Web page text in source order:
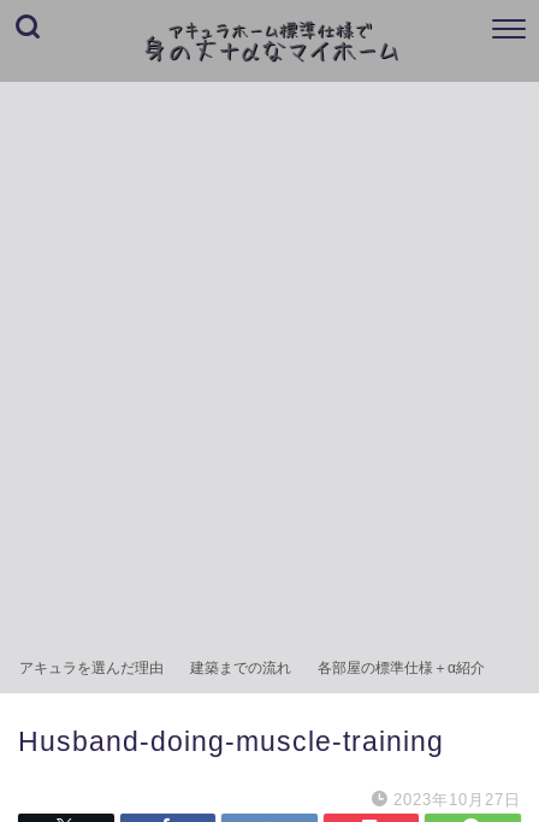
アキュラを選んだ理由 建築までの流れ 各部屋の標準仕様＋α紹介
Husband‐doing-muscle-training
2023年10月27日